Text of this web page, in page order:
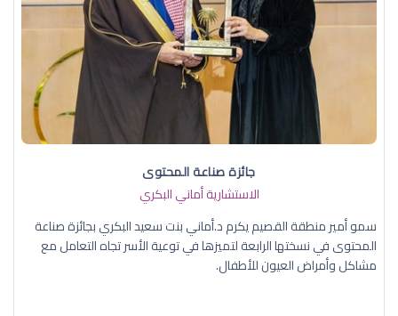
جائزة صناعة المحتوى
الاستشارية أماني البكري
سمو أمير منطقة القصيم يكرم د.أماني بنت سعيد البكري بجائزة صناعة
المحتوى في نسختها الرابعة لتميزها في توعية الأسر تجاه التعامل مع
مشاكل وأمراض العيون للأطفال.